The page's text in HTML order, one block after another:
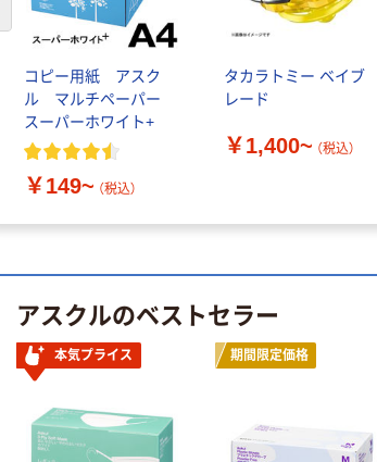
コピー用紙 アスク
ル マルチペーパー
スーパーホワイト+
￥149~ （税込）
タカラトミー ベイブ
レード
￥1,400~ （税込）
前のスライドへ
アスクルのベストセラー
本気プライス 期間限定価格